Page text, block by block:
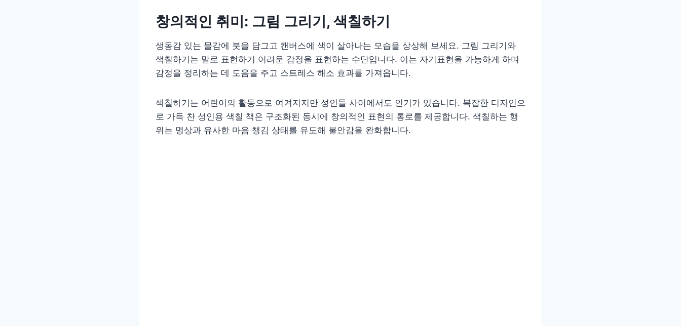
창의적인 취미: 그림 그리기, 색칠하기
생동감 있는 물감에 붓을 담그고 캔버스에 색이 살아나는 모습을 상상해 보세요. 그림 그리기와
색칠하기는 말로 표현하기 어려운 감정을 표현하는 수단입니다. 이는 자기표현을 가능하게 하며
감정을 정리하는 데 도움을 주고 스트레스 해소 효과를 가져옵니다.
색칠하기는 어린이의 활동으로 여겨지지만 성인들 사이에서도 인기가 있습니다. 복잡한 디자인으
로 가득 찬 성인용 색칠 책은 구조화된 동시에 창의적인 표현의 통로를 제공합니다. 색칠하는 행
위는 명상과 유사한 마음 챙김 상태를 유도해 불안감을 완화합니다.